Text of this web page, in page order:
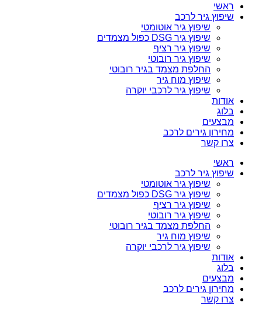
ראשי
שיפוץ גיר לרכב
שיפוץ גיר אוטומטי
שיפוץ גיר DSG כפול מצמדים
שיפוץ גיר רציף
שיפוץ גיר רובוטי
החלפת מצמד בגיר רובוטי
שיפוץ מוח גיר
שיפוץ גיר לרכבי יוקרה
אודות
בלוג
מבצעים
מחירון גירים לרכב
צרו קשר
ראשי
שיפוץ גיר לרכב
שיפוץ גיר אוטומטי
שיפוץ גיר DSG כפול מצמדים
שיפוץ גיר רציף
שיפוץ גיר רובוטי
החלפת מצמד בגיר רובוטי
שיפוץ מוח גיר
שיפוץ גיר לרכבי יוקרה
אודות
בלוג
מבצעים
מחירון גירים לרכב
צרו קשר